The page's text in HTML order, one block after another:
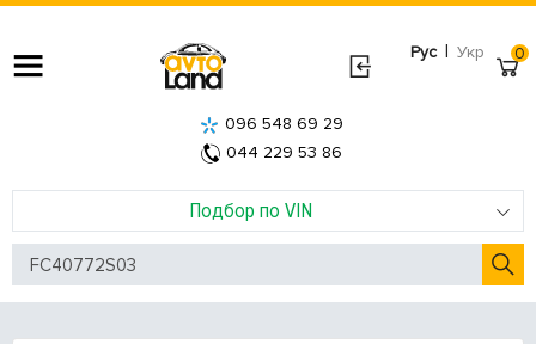
Рус | Укр
Подбор по VIN
096 548 69 29
044 229 53 86
0